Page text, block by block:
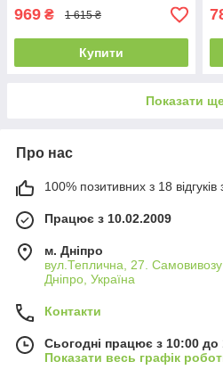
969 ₴ 1 615 ₴
Купити
Показати
Про нас
100% позитивних з 18 відгуків
Працює з 10.02.2009
м. Дніпро
вул.Теплична, 27. Самовивозу
Дніпро, Україна
Контакти
Сьогодні працює з 10:00 до
Показати весь графік